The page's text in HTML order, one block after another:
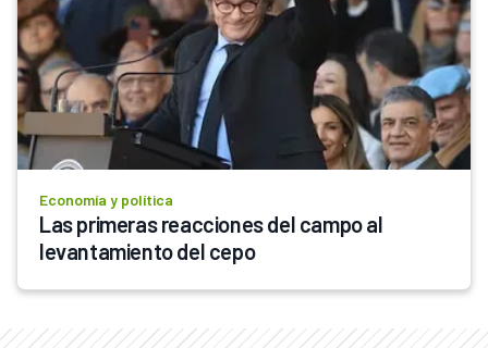
Economía y política
Las primeras reacciones del campo al
levantamiento del cepo